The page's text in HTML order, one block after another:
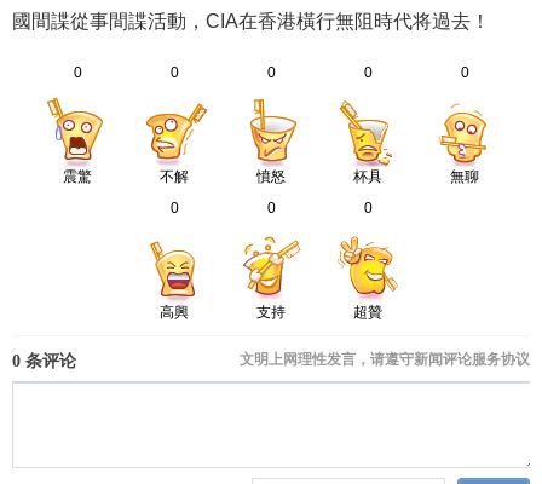
國間諜從事間諜活動，CIA在香港橫行無阻時代将過去！
0
震驚
0
不解
0
憤怒
0
杯具
0
無聊
0
高興
0
支持
0
超贊